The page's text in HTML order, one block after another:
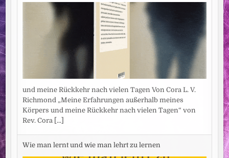
und meine Rückkehr nach vielen Tagen Von Cora L. V.
Richmond „Meine Erfahrungen außerhalb meines
Körpers und meine Rückkehr nach vielen Tagen“ von
Rev. Cora [...]
Wie man lernt und wie man lehrt zu lernen